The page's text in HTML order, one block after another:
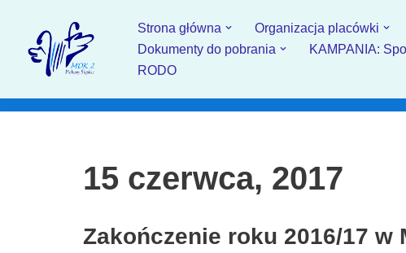
Przejdź
Strona główna Organizacja placówki
Dokumenty do pobrania
KAMPANIA:
RODO
15 czerwca, 2017
Zakończenie roku 2016/17 w